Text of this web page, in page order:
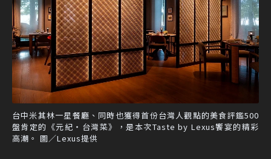
台中米其林一星餐廳、同時也獲得首份台灣人觀點的美食評鑑500
盤肯定的《元紀・台灣菜》，是本次Taste by Lexus饗宴的精彩
高潮。 圖／Lexus提供